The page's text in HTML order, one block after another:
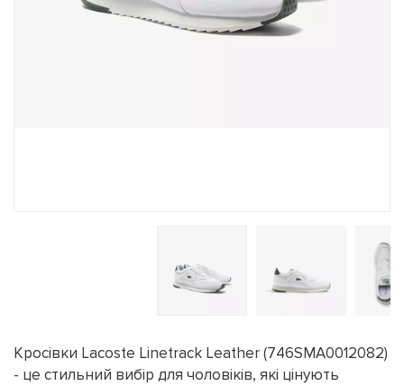
Кросівки Lacoste Linetrack Leather (746SMA0012082)
- це стильний вибір для чоловіків, які цінують